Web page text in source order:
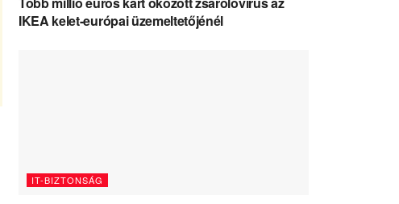
IKEA kelet-európai üzemeltetőjénél
IT-BIZTONSÁG